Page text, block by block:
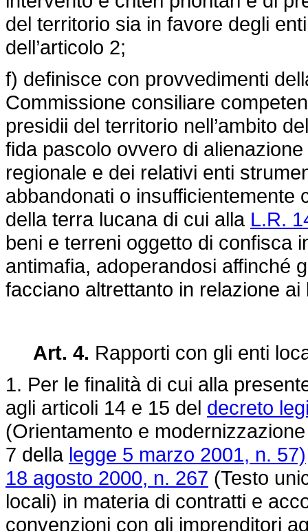
del territorio sia in favore degli
dell’articolo 2;
f) definisce con provvedimenti
Commissione consiliare
presidii del territorio nell’ambito
fida pascolo ovvero di
regionale e dei relativi enti
abbandonati o insufficientemente
della terra lucana di cui alla L.R.
beni e terreni oggetto di confisca
antimafia, adoperandosi affinché
facciano altrettanto in relazione
Art. 4. Rapporti con gli enti
1. Per le finalità di cui alla
agli articoli 14 e 15 del decreto
(Orientamento e
7 della legge 5 marzo 2001, n. 57)
18 agosto 2000, n. 267 (Testo
locali) in materia di contratti e
convenzioni con gli imprenditori